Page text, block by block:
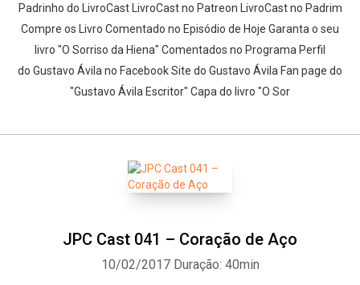
Padrinho do LivroCast LivroCast no Patreon LivroCast no Padrim
Compre os Livro Comentado no Episódio de Hoje Garanta o seu
livro "O Sorriso da Hiena" Comentados no Programa Perfil
do Gustavo Ávila no Facebook Site do Gustavo Ávila Fan page do
"Gustavo Ávila Escritor" Capa do livro "O Sor
JPC Cast 041 – Coração de Aço
10/02/2017 Duração: 40min